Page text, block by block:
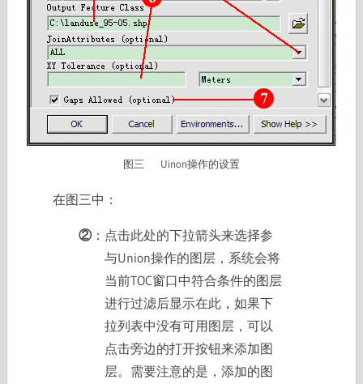
图三 Uinon操作的设置
在图三中：
②：点击此处的下拉箭头来选择参
与Union操作的图层，系统会将
当前TOC窗口中符合条件的图层
进行过滤后显示在此，如果下
拉列表中没有可用图层，可以
点击旁边的打开按钮来添加图
层。需要注意的是，添加的图